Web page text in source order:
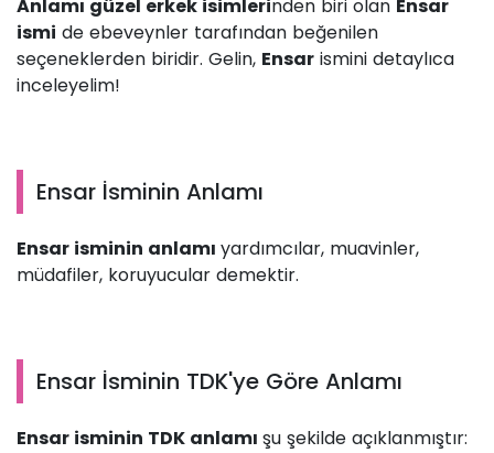
Anlamı güzel erkek isimlerinden biri olan Ensar
ismi de ebeveynler tarafından beğenilen
seçeneklerden biridir. Gelin, Ensar ismini detaylıca
inceleyelim!
Ensar İsminin Anlamı
Ensar isminin anlamı yardımcılar, muavinler,
müdafiler, koruyucular demektir.
Ensar İsminin TDK'ye Göre Anlamı
Ensar isminin TDK anlamı şu şekilde açıklanmıştır: